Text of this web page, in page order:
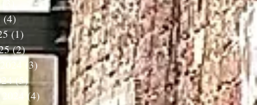
(4)4 posts
(1)
(2)2 posts
(3) 3 posts
(5)5 posts
(4) 4 posts